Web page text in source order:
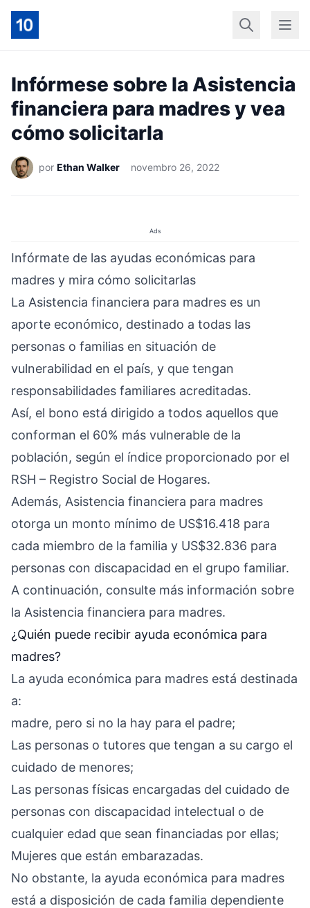
InícioGeral
Infórmese sobre la Asistencia
financiera para madres y vea
cómo solicitarla
por Ethan Walker novembro 26, 2022
Ads
Infórmate de las ayudas económicas para
madres y mira cómo solicitarlas
La Asistencia financiera para madres es un
aporte económico, destinado a todas las
personas o familias en situación de
vulnerabilidad en el país, y que tengan
responsabilidades familiares acreditadas.
Así, el bono está dirigido a todos aquellos que
conforman el 60% más vulnerable de la
población, según el índice proporcionado por el
RSH – Registro Social de Hogares.
Además, Asistencia financiera para madres
otorga un monto mínimo de US$16.418 para
cada miembro de la familia y US$32.836 para
personas con discapacidad en el grupo familiar.
A continuación, consulte más información sobre
la Asistencia financiera para madres.
¿Quién puede recibir ayuda económica para
madres?
La ayuda económica para madres está destinada
a:
madre, pero si no la hay para el padre;
Las personas o tutores que tengan a su cargo el
cuidado de menores;
Las personas físicas encargadas del cuidado de
personas con discapacidad intelectual o de
cualquier edad que sean financiadas por ellas;
Mujeres que están embarazadas.
No obstante, la ayuda económica para madres
está a disposición de cada familia dependiente